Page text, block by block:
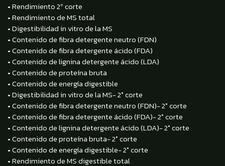
• Rendimiento 2º corte
• Rendimiento de MS total
• Digestibilidad in vitro de la MS
• Contenido de fibra detergente neutro (FDN)
• Contenido de fibra detergente ácido (FDA)
• Contenido de lignina detergente ácido (LDA)
• Contenido de proteína bruta
• Contenido de energía digestible
• Digestibilidad in vitro de la MS- 2° corte
• Contenido de fibra detergente neutro (FDN)- 2° corte
• Contenido de fibra detergente ácido (FDA)- 2° corte
• Contenido de lignina detergente ácido (LDA)- 2° corte
• Contenido de proteína bruta- 2° corte
• Contenido de energía digestible- 2° corte
• Rendimiento de MS digestible total